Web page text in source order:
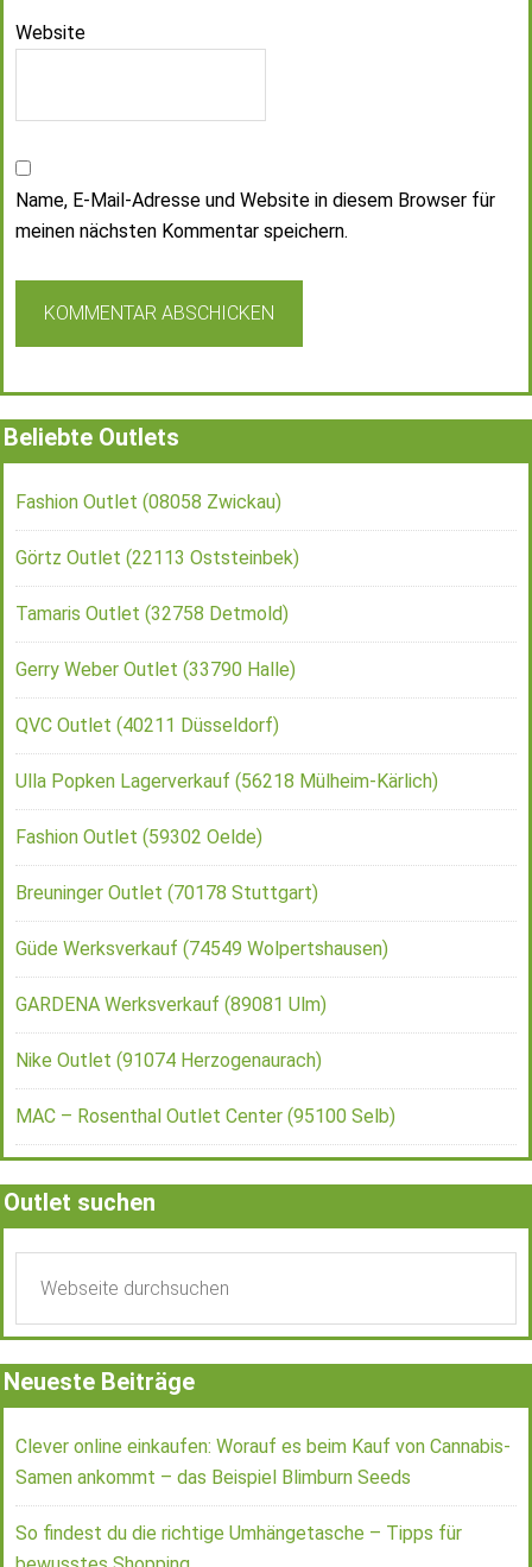
Website
Name, E-Mail-Adresse und Website in diesem Browser für
meinen nächsten Kommentar speichern.
Beliebte Outlets
Fashion Outlet (08058 Zwickau)
Görtz Outlet (22113 Oststeinbek)
Tamaris Outlet (32758 Detmold)
Gerry Weber Outlet (33790 Halle)
QVC Outlet (40211 Düsseldorf)
Ulla Popken Lagerverkauf (56218 Mülheim-Kärlich)
Fashion Outlet (59302 Oelde)
Breuninger Outlet (70178 Stuttgart)
Güde Werksverkauf (74549 Wolpertshausen)
GARDENA Werksverkauf (89081 Ulm)
Nike Outlet (91074 Herzogenaurach)
MAC – Rosenthal Outlet Center (95100 Selb)
Outlet suchen
Neueste Beiträge
Clever online einkaufen: Worauf es beim Kauf von Cannabis-
Samen ankommt – das Beispiel Blimburn Seeds
So findest du die richtige Umhängetasche – Tipps für